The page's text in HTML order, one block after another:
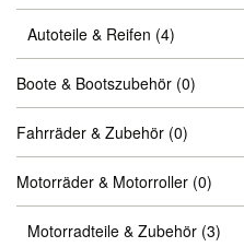
Autoteile & Reifen (4)
Boote & Bootszubehör (0)
Fahrräder & Zubehör (0)
Motorräder & Motorroller (0)
Motorradteile & Zubehör (3)